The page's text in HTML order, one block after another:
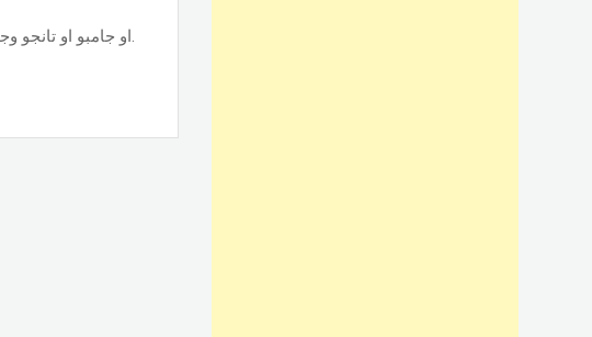
تصنيع وتركيب أبواب الوميتال جرار قطاع حسب نوع القطاع ps او جامبو او تانجو وجميع الألوان والمساحات, حسب الطلب بأسعار ممتازة.